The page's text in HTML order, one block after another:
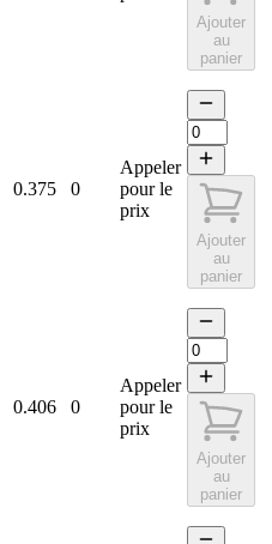
Ajouter
au
panier
0.375 0
Appeler
pour le
prix
Ajouter
au
panier
0.406 0
Appeler
pour le
prix
Ajouter
au
panier